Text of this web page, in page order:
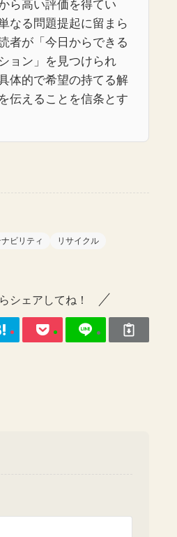
ら高い評価を得てい
なる問題提起に留まら
者が「今日からできる
ョン」を見つけられ
体的で希望の持てる解
伝えることを信条とす
ビリティ
リサイクル
シェアしてね！